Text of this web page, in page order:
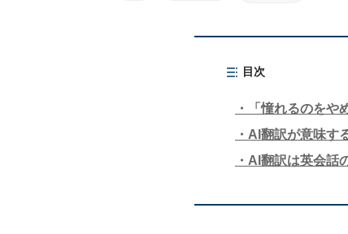
目次
「憧れるのをや
AI翻訳が意味す
AI翻訳は英会話